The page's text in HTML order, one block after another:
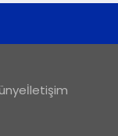
İletişim